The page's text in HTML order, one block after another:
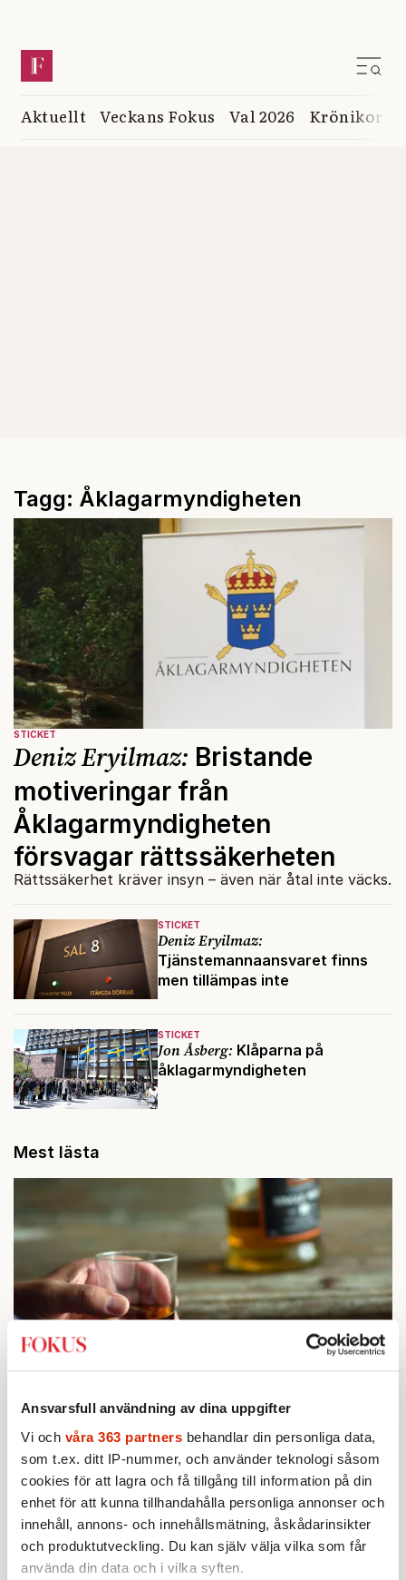
Ansvarsfull användning av dina uppgifter
Vi och våra 363 partners behandlar din personliga data,
som t.ex. ditt IP-nummer, och använder teknologi såsom
cookies för att lagra och få tillgång till information på din
enhet för att kunna tillhandahålla personliga annonser och
innehåll, annons- och innehållsmätning, åskådarinsikter
och produktutveckling. Du kan själv välja vilka som får
använda din data och i vilka syften.
Aktuellt Veckans Fokus Val 2026 Krönikor
Tagg: Åklagarmyndigheten
STICKET
Deniz Eryilmaz:
Tjänstemannaansvaret finns
men tillämpas inte
STICKET
Jon Åsberg: Klåparna på
åklagarmyndigheten
STICKET
Deniz Eryilmaz: Bristande
motiveringar från
Åklagarmyndigheten
försvagar rättssäkerheten
Rättssäkerhet kräver insyn – även när åtal inte väcks.
Mest lästa
1.Bitte Assarmo:Sagan om den lågbegåvade
ursprungsbefolkningen i Filipstad
KRÖNIKA
2.Sakine Madon:Efter islamistdådet oroar sig
vänstern för Agnes Wold
STICKET
3.Dan Korn:Quisling, quislingar och sten i glashus
UTRIKES
4.Därför liknar Putin både tsaren och Stalin
Av: Bengt Jangfeldt
STICKET